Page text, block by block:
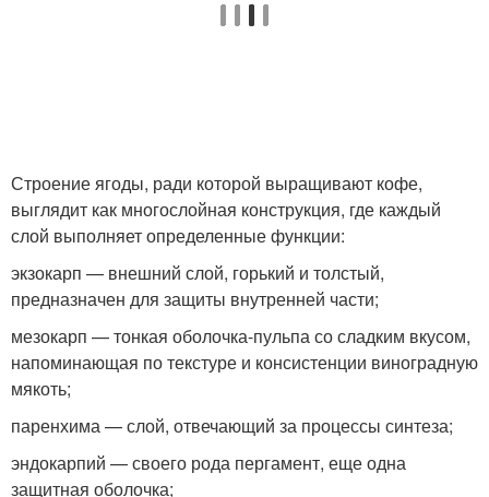
Строение ягоды, ради которой выращивают кофе,
выглядит как многослойная конструкция, где каждый
слой выполняет определенные функции:
экзокарп — внешний слой, горький и толстый,
предназначен для защиты внутренней части;
мезокарп — тонкая оболочка-пульпа со сладким вкусом,
напоминающая по текстуре и консистенции виноградную
мякоть;
паренхима — слой, отвечающий за процессы синтеза;
эндокарпий — своего рода пергамент, еще одна
защитная оболочка;